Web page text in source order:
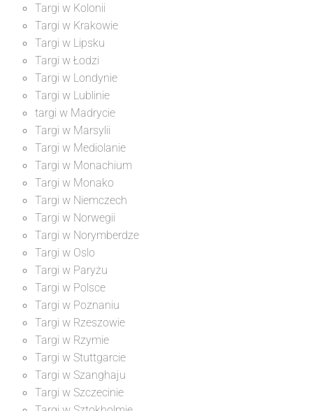
Targi w Kolonii
Targi w Krakowie
Targi w Lipsku
Targi w Łodzi
Targi w Londynie
Targi w Lublinie
targi w Madrycie
Targi w Marsylii
Targi w Mediolanie
Targi w Monachium
Targi w Monako
Targi w Niemczech
Targi w Norwegii
Targi w Norymberdze
Targi w Oslo
Targi w Paryżu
Targi w Polsce
Targi w Poznaniu
Targi w Rzeszowie
Targi w Rzymie
Targi w Stuttgarcie
Targi w Szanghaju
Targi w Szczecinie